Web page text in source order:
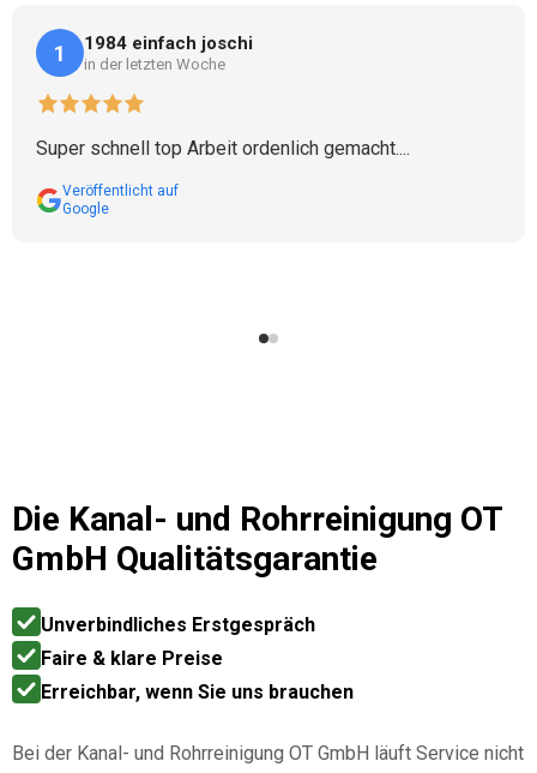
1 1984 einfach joschi
in der letzten Woche
Super schnell top Arbeit ordenlich gemacht....
Veröffentlicht auf
Google
Die Kanal- und Rohrreinigung OT
GmbH Qualitätsgarantie
Unverbindliches Erstgespräch
Faire & klare Preise
Erreichbar, wenn Sie uns brauchen
Bei der Kanal- und Rohrreinigung OT GmbH läuft Service nicht